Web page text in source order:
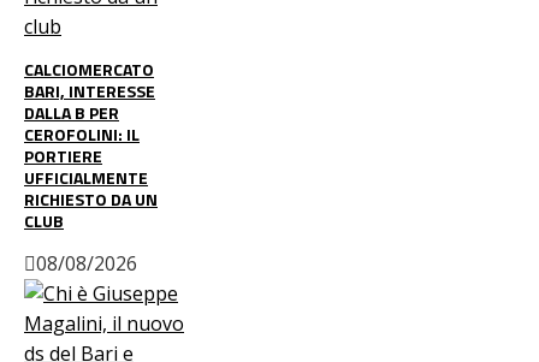
CALCIOMERCATO
BARI, INTERESSE
DALLA B PER
CEROFOLINI: IL
PORTIERE
UFFICIALMENTE
RICHIESTO DA UN
CLUB
08/08/2026